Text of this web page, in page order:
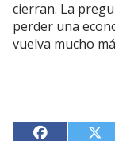
cierran. La
perder una
vuelva mucho